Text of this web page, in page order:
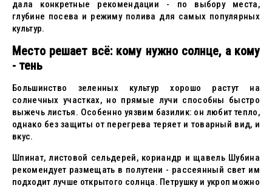
дала конкретные рекомендации - по выбору места,
глубине посева и режиму полива для самых популярных
культур.
Место решает всё: кому нужно солнце, а кому
- тень
Большинство зеленных культур хорошо растут на
солнечных участках, но прямые лучи способны быстро
выжечь листья. Особенно уязвим базилик: он любит тепло,
однако без защиты от перегрева теряет и товарный вид, и
вкус.
Шпинат, листовой сельдерей, кориандр и щавель Шубина
рекомендует размещать в полутени - рассеянный свет им
подходит лучше открытого солнца. Петрушку и укроп можно